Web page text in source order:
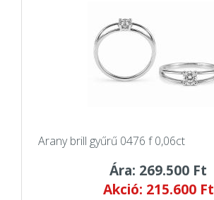
Arany brill gyűrű 0476 f 0,06ct
Ára: 269.500 Ft
Akció: 215.600 Ft